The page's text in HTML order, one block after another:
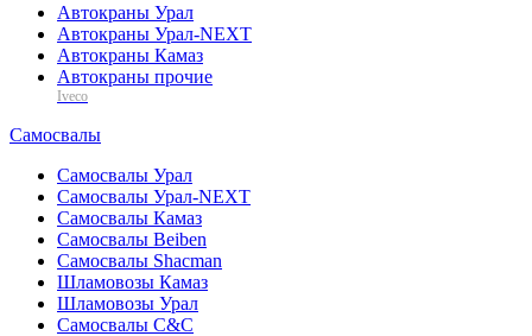
Автокраны Урал
Автокраны Урал-NEXT
Автокраны Камаз
Автокраны прочие
Iveco
Самосвалы
Самосвалы Урал
Самосвалы Урал-NEXT
Самосвалы Камаз
Самосвалы Beiben
Самосвалы Shacman
Шламовозы Камаз
Шламовозы Урал
Самосвалы C&C